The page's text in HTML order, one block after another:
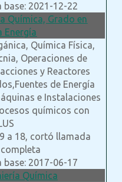
base: 2021-12-22
Química, Grado en
Energía
Química Física,
Operaciones de
y Reactores
de Energía
e Instalaciones
químicos con
a 18, cortó llamada
base: 2017-06-17
Química